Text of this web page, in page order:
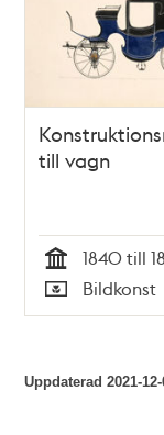
teman
till vagn
Tid
1840 till
Typ
Bildkonst
Uppdaterad2021-